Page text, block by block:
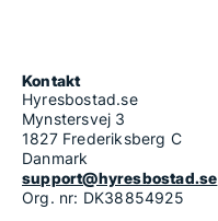
Kontakt
Hyresbostad.se
Mynstersvej 3
1827 Frederiksberg C
Danmark
support@hyresbostad.se
Org. nr: DK38854925